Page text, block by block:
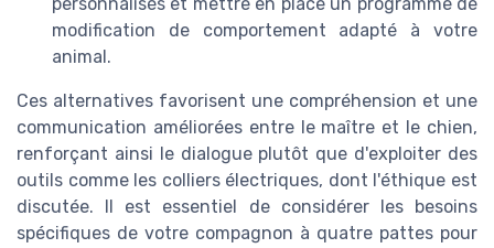
modification de comportement adapté à votre
animal.
Ces alternatives favorisent une compréhension et une
communication améliorées entre le maître et le chien,
renforçant ainsi le dialogue plutôt que d'exploiter des
outils comme les colliers électriques, dont l'éthique est
discutée. Il est essentiel de considérer les besoins
spécifiques de votre compagnon à quatre pattes pour